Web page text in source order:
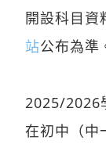
開設科目資
站公布為準
2025/2026
在初中（中